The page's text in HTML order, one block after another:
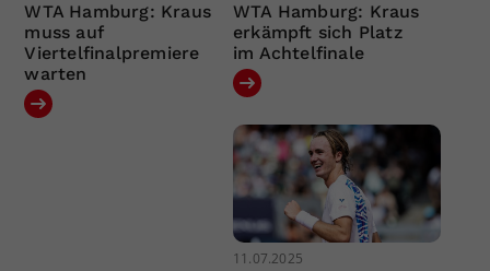
WTA Hamburg: Kraus
muss auf
Viertelfinalpremiere
warten
WTA Hamburg: Kraus
erkämpft sich Platz
im Achtelfinale
11.07.2025